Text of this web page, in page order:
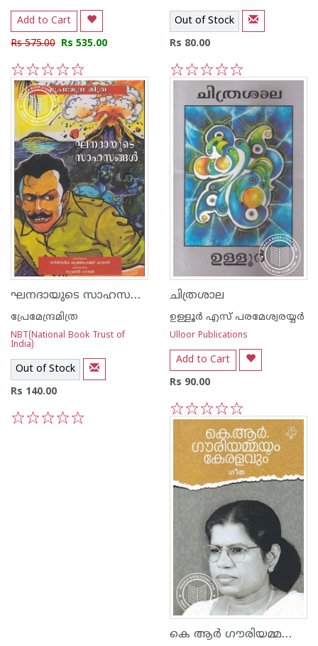
Add to Cart
Rs 575.00 Rs 535.00
5
4
3
2
1
Out of Stock
Rs 80.00
5
4
3
2
1
ഘനദായുടെ സാഹസങ്ങള്‍
പ്രേമേന്ദ്രമിത്ര
NBT(National Book Trust of
India)
Out of Stock
Rs 140.00
ചിത്രശാല
ഉള്ളൂര്‍ എസ് പരമേശ്വരയ്യര്‍
Ulloor Publications
Add to Cart
Rs 90.00
5
4
3
2
1
കെ ആര്‍ ഗൗരിയമ്മയും കേരളവും